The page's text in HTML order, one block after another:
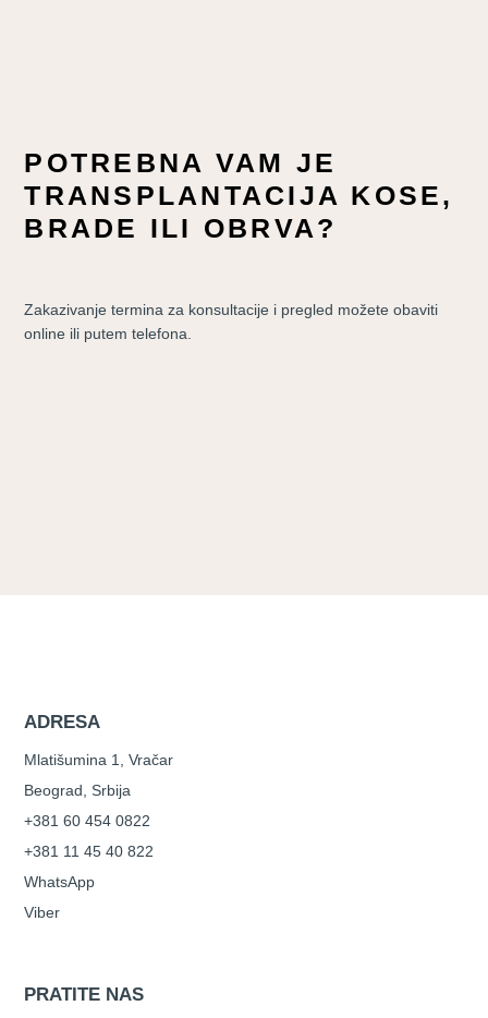
POTREBNA VAM JE
TRANSPLANTACIJA KOSE,
BRADE ILI OBRVA?
Zakazivanje termina za konsultacije i pregled možete obaviti
online ili putem telefona.
ADRESA
Mlatišumina 1, Vračar
Beograd, Srbija
+381 60 454 0822
+381 11 45 40 822
WhatsApp
Viber
PRATITE NAS